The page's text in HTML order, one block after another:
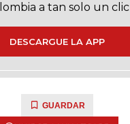
a tan solo un clic
DESCARGUE LA APP
GUARDAR